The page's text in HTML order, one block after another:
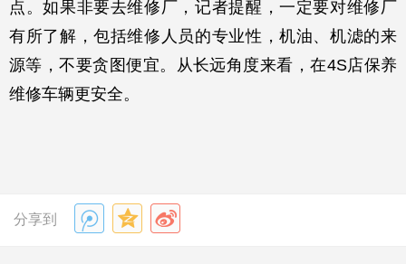
点。如果非要去维修厂，记者提醒，一定要对维修厂
有所了解，包括维修人员的专业性，机油、机滤的来
源等，不要贪图便宜。从长远角度来看，在4S店保养
维修车辆更安全。
分享到